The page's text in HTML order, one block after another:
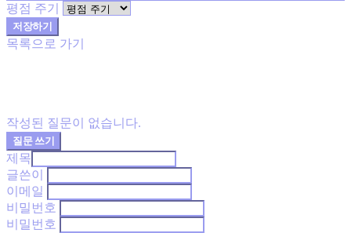
평점 주기
저장하기
목록으로 가기
작성된 질문이 없습니다.
질문 쓰기
제목
글쓴이
이메일
비밀번호
비밀번호